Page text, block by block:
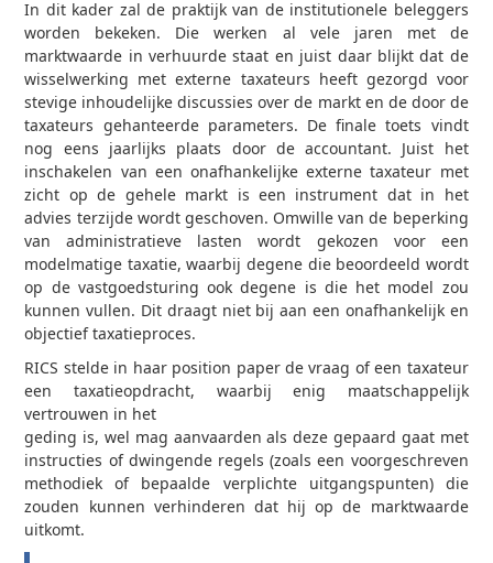
In dit kader zal de praktijk van de institutionele beleggers
worden bekeken. Die werken al vele jaren met de
marktwaarde in verhuurde staat en juist daar blijkt dat de
wisselwerking met externe taxateurs heeft gezorgd voor
stevige inhoudelijke discussies over de markt en de door de
taxateurs gehanteerde parameters. De finale toets vindt
nog eens jaarlijks plaats door de accountant. Juist het
inschakelen van een onafhankelijke externe taxateur met
zicht op de gehele markt is een instrument dat in het
advies terzijde wordt geschoven. Omwille van de beperking
van administratieve lasten wordt gekozen voor een
modelmatige taxatie, waarbij degene die beoordeeld wordt
op de vastgoedsturing ook degene is die het model zou
kunnen vullen. Dit draagt niet bij aan een onafhankelijk en
objectief taxatieproces.
RICS stelde in haar position paper de vraag of een taxateur
een taxatieopdracht, waarbij enig maatschappelijk
vertrouwen in het
geding is, wel mag aanvaarden als deze gepaard gaat met
instructies of dwingende regels (zoals een voorgeschreven
methodiek of bepaalde verplichte uitgangspunten) die
zouden kunnen verhinderen dat hij op de marktwaarde
uitkomt.